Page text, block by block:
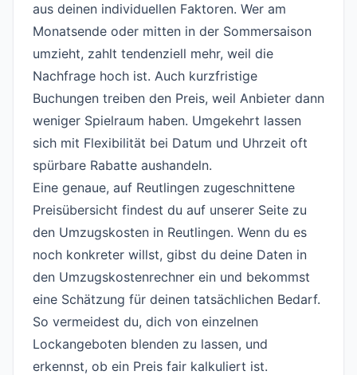
aus deinen individuellen Faktoren. Wer am
Monatsende oder mitten in der Sommersaison
umzieht, zahlt tendenziell mehr, weil die
Nachfrage hoch ist. Auch kurzfristige
Buchungen treiben den Preis, weil Anbieter dann
weniger Spielraum haben. Umgekehrt lassen
sich mit Flexibilität bei Datum und Uhrzeit oft
spürbare Rabatte aushandeln.
Eine genaue, auf Reutlingen zugeschnittene
Preisübersicht findest du auf unserer Seite zu
den Umzugskosten in Reutlingen. Wenn du es
noch konkreter willst, gibst du deine Daten in
den Umzugskostenrechner ein und bekommst
eine Schätzung für deinen tatsächlichen Bedarf.
So vermeidest du, dich von einzelnen
Lockangeboten blenden zu lassen, und
erkennst, ob ein Preis fair kalkuliert ist.